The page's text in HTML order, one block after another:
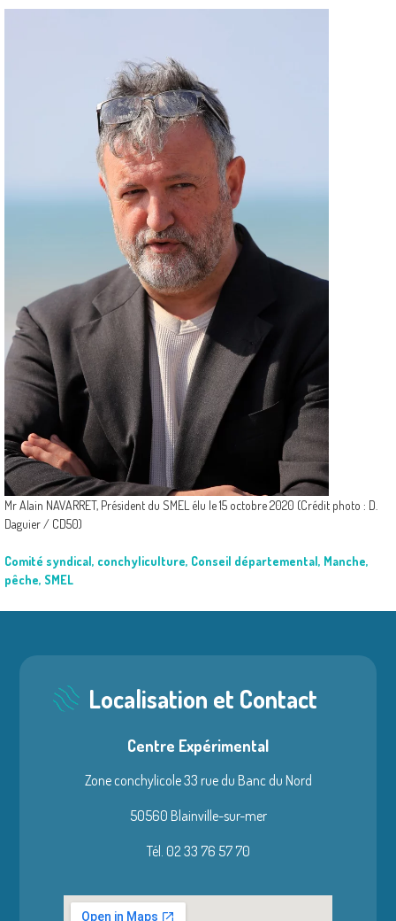
Mr Alain NAVARRET, Président du SMEL élu le 15 octobre 2020 (Crédit photo : D.
Daguier / CD50)
Comité syndical, conchyliculture, Conseil départemental, Manche,
pêche, SMEL
Localisation et Contact
Centre Expérimental
Zone conchylicole 33 rue du Banc du Nord
50560 Blainville-sur-mer
Tél. 02 33 76 57 70